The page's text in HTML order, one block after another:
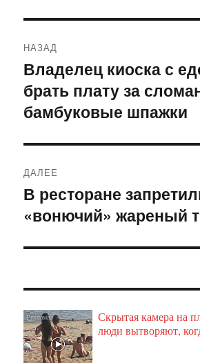
по
записям
НАЗАД
Предыдущая
запись:
Владелец киоска с
брать плату за
бамбуковые шпажки
ДАЛЕЕ
Следующая
запись:
В ресторане
«вонючий» жареный
Скрытая камера на
люди вытворяют,